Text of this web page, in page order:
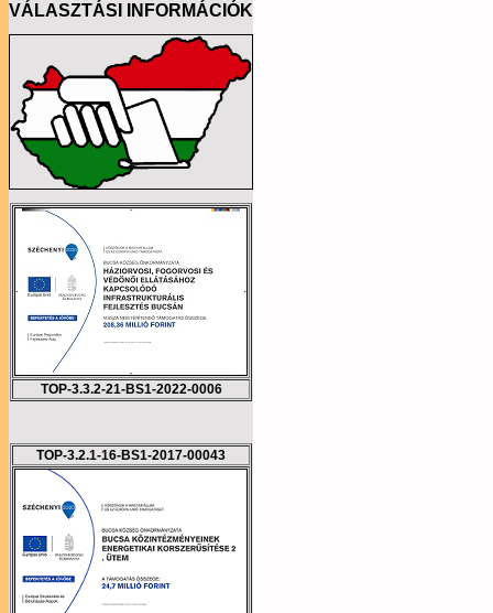
VÁLASZTÁSI INFORMÁCIÓK
TOP-3.3.2-21-BS1-2022-0006
TOP-3.2.1-16-BS1-2017-00043